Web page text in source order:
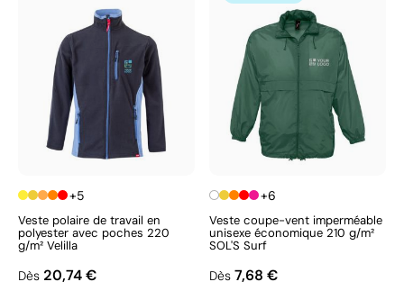
+5
Veste polaire de travail en
polyester avec poches 220
g/m² Velilla
Dès 20,74 €
+6
Veste coupe-vent imperméable
unisexe économique 210 g/m²
SOL'S Surf
Dès 7,68 €